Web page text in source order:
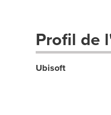
Profil de
Ubisoft